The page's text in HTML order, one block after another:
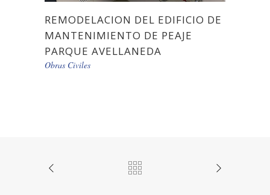
REMODELACION DEL EDIFICIO DE
MANTENIMIENTO DE PEAJE
PARQUE AVELLANEDA
Obras Civiles